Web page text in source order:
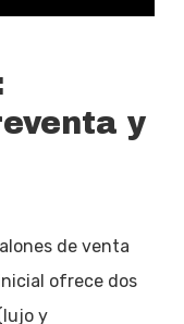
y
de venta
ofrece dos
y